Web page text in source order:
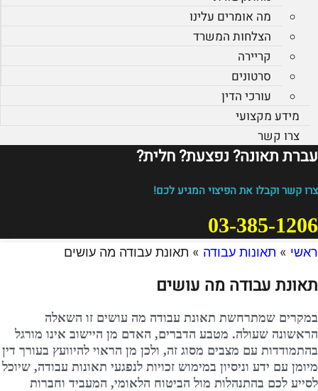
מה אומרים עלינו
הצלחות המשרד
קריירה
סרטונים
עורכי הדין
מידע מקצועי
צרו קשר
עברת תאונה? נפצעת? חלית?​
צרו קשר וקבלו את הפיצוי המגיע לכם!
03-385-1206
ראשי » תאונות עבודה » תאונת עבודה מה עושים
תאונת עבודה מה עושים
במקרים שמתרחשת תאונת עבודה מה עושים זו השאלה
הראשונה שעולה. מטבע הדברים, האדם מן היישוב אינו מורגל
בהתמודדות עם מצבים מסוג זה, ולכן מן הראוי להיוועץ בעורך דין
מיומן עם ידע וניסיון במימוש זכויות לנפגעי תאונות עבודה, שיוכל
לסייע לכם בהתנהלות מול הביטוח הלאומי, המעביד וחברות